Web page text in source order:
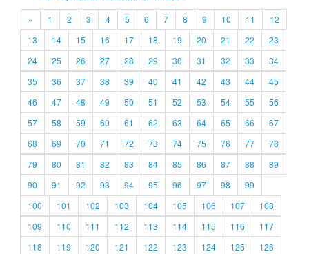
« 1 2 3 4 5 6 7 8 9 10 11
12
13
14 15 16 17 18 19 20 21 22
23
24
25 26 27 28 29 30 31 32 33
34
35
36 37 38 39 40 41 42 43 44
45
46
47 48 49 50 51 52 53 54 55
56
57
58 59 60 61 62 63 64 65 66
67
68
69 70 71 72 73 74 75 76 77
78
79
80 81 82 83 84 85 86 87 88
89
90
91 92 93 94 95 96 97 98
99
100
101 102 103 104 105 106 107
108
109
110 111 112 113 114 115 116
117
118
119 120 121 122 123 124 125
126